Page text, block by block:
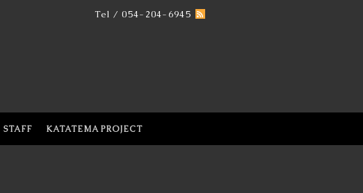
Tel / 054-204-6945
STAFF KATATEMA PROJECT